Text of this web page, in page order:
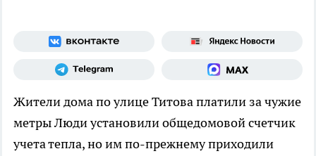
Жители дома по улице Титова платили за чужие
метрыЛюди установили общедомовой счетчик
учета тепла, но им по-прежнему приходили